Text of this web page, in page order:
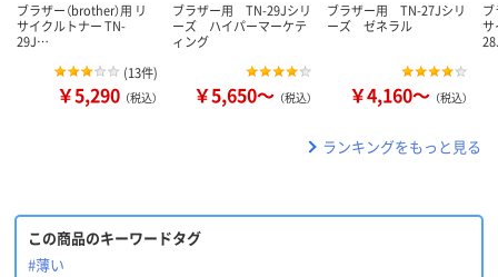
ブラザー（brother）用 リ
サイクルトナー TN-
29J…
(13件)
￥5,290 （税込）
ブラザー用 TN-29Jシリ
ーズ ハイパーマーケテ
ィング
￥5,650～ （税込）
ブラザー用 TN-27Jシリ
ーズ ゼネラル
￥4,160～ （税込）
ブ
サ
ランキングをもっと見る
この商品のキーワードタグ
#薄い